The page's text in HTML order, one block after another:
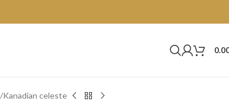
Kanadian celeste